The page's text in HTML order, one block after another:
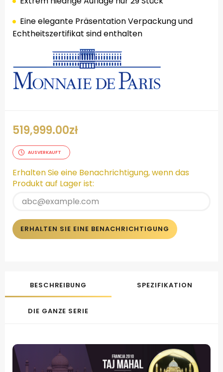
Eine elegante Präsentation Verpackung und
Echtheitszertifikat sind enthalten
519,999.00zł
AUSVERKAUFT
Erhalten Sie eine Benachrichtigung, wenn das
Produkt auf Lager ist:
ERHALTEN SIE EINE BENACHRICHTIGUNG
BESCHREIBUNG SPEZIFIKATION
DIE GANZE SERIE